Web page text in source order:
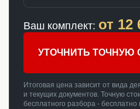
Ваш комплект: от 12
УТОЧНИТЬ ТОЧНУЮ
Итоговая цена зависит от вида
и текущих документов. Точную
бесплатного разбора - бесплатно